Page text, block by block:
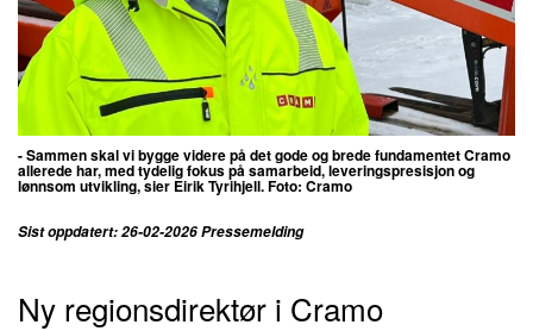
- Sammen skal vi bygge videre på det gode og brede fundamentet Cramo
allerede har, med tydelig fokus på samarbeid, leveringspresisjon og
lønnsom utvikling, sier Eirik Tyrihjell. Foto: Cramo
Sist oppdatert: 26-02-2026 Pressemelding
Ny regionsdirektør i Cramo